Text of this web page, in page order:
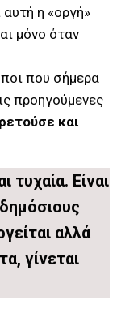
η «οργή»
μόνο όταν
που σήμερα
προηγούμενες
και
τυχαία. Είναι
αλλά
γίνεται